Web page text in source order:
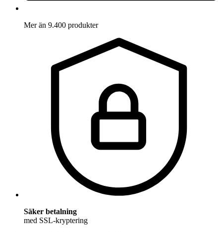
Mer än 9.400 produkter
Säker betalning
med SSL-kryptering